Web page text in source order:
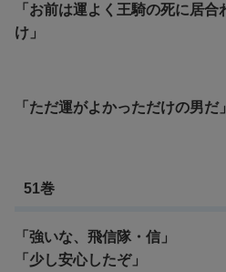
「お前は運よく王騎の死に居
け」
「ただ運がよかっただけの男だ」
51巻
「強いな、飛信隊・信」
「少し安心したぞ」